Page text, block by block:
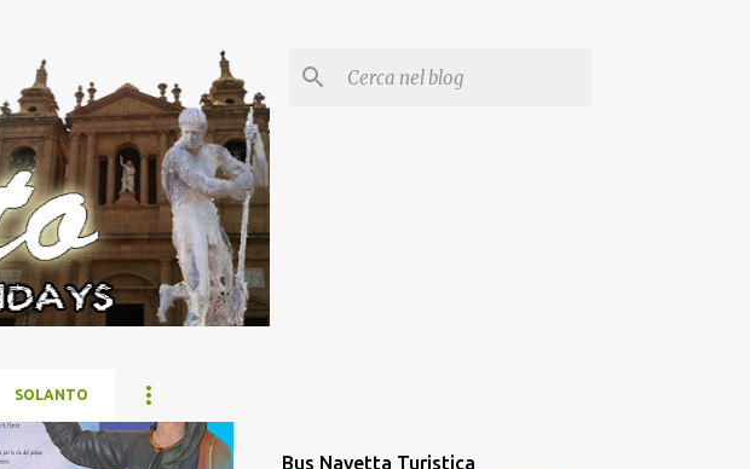
SOLANTO
Bus Navetta Turistica